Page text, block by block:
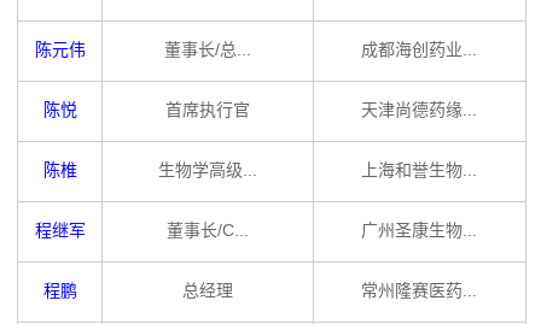
陈元伟 董事长/总... 成都海创药业...
陈悦 首席执行官 天津尚德药缘...
陈椎 生物学高级... 上海和誉生物...
程继军 董事长/C... 广州圣康生物...
程鹏 总经理 常州隆赛医药...